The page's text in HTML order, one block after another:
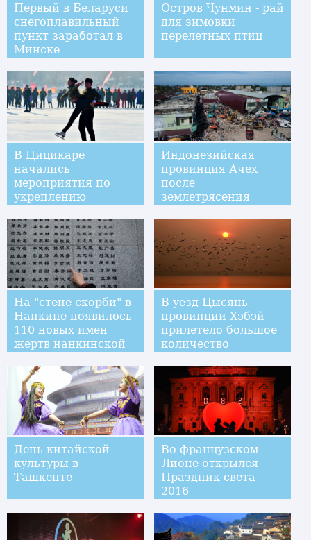
Первый в Беларуси
снегоплавильный
пункт заработал в
Минске
Остров Чунмин - рай
для зимовки
перелетных птиц
В Цицикаре
начались
мероприятия по
укреплению
Индонезийская
провинция Ачех
после
землетрясения
На "стене скорби" в
Нанкине появилось
110 новых имен
жертв нанкинской
В уезд Цысянь
провинции Хэбэй
прилетело большое
количество
День китайской
культуры в
Ташкенте
Во французском
Лионе открылся
Праздник света -
2016